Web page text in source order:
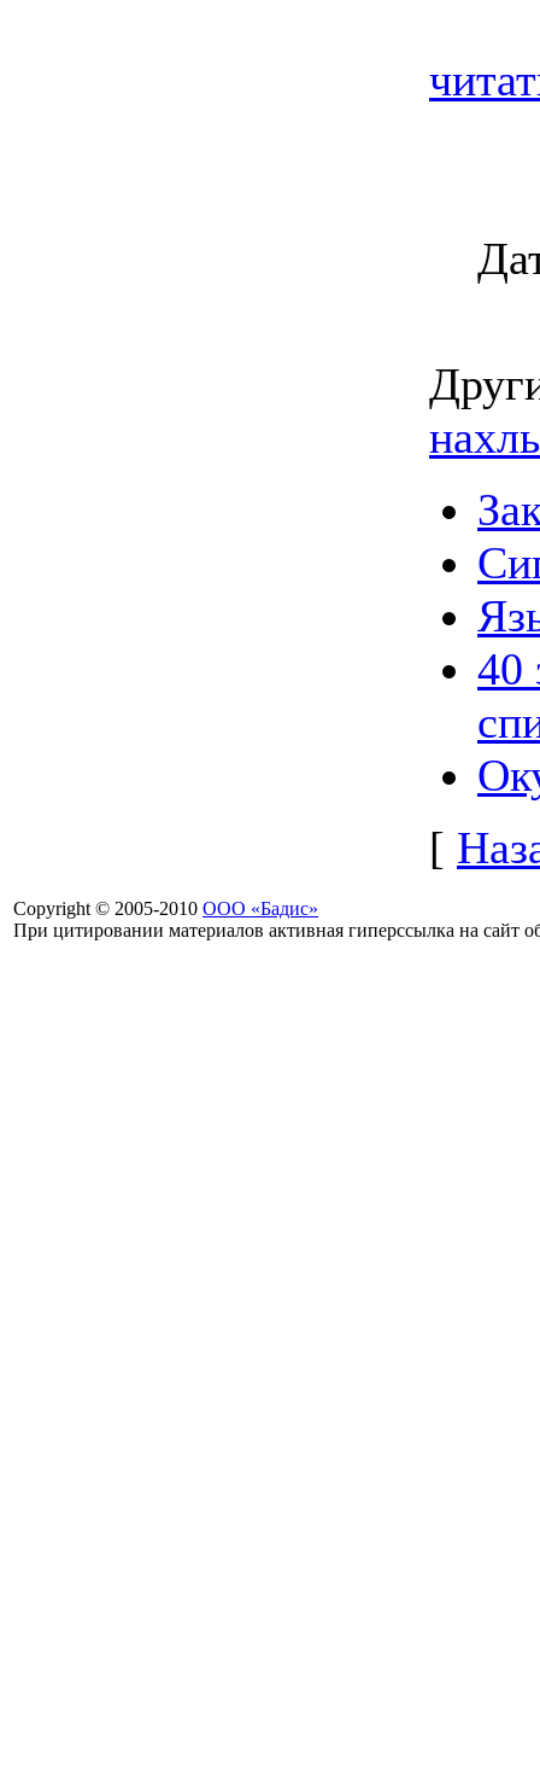
40
[
Copyright © 2005-2010 ООО «Бадис»
При цитировании материалов активная гиперссылка на сайт